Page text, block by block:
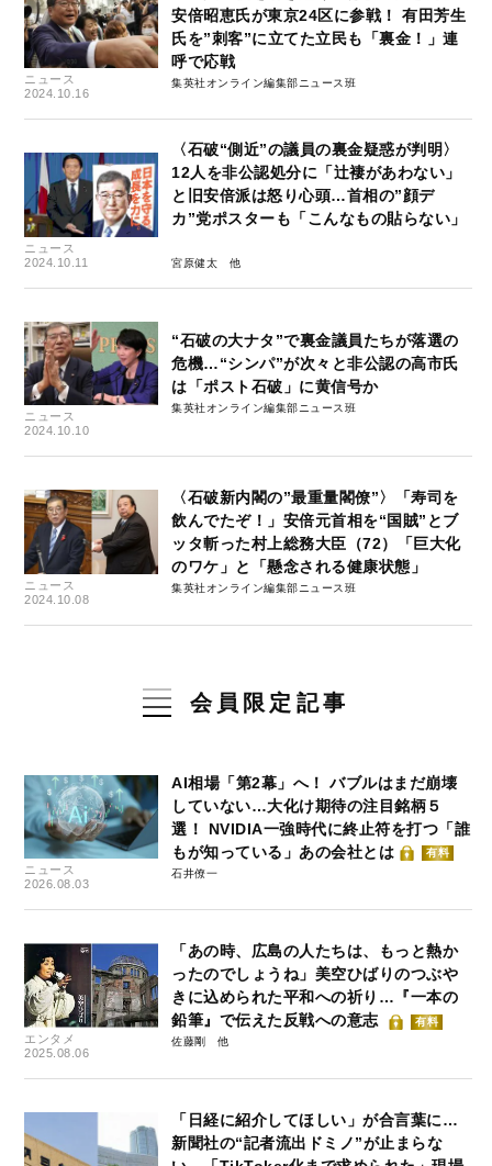
ニュース
2024.10.16
安倍昭恵氏が東京24区に参戦！ 有田芳生
氏を”刺客”に立てた立民も「裏金！」連
呼で応戦
集英社オンライン編集部ニュース班
ニュース
2024.10.11
〈石破“側近”の議員の裏金疑惑が判明〉
12人を非公認処分に「辻褄があわない」
と旧安倍派は怒り心頭…首相の”顔デ
カ”党ポスターも「こんなもの貼らない」
宮原健太
ニュース
2024.10.10
“石破の大ナタ”で裏金議員たちが落選の
危機…“シンパ”が次々と非公認の高市氏
は「ポスト石破」に黄信号か
集英社オンライン編集部ニュース班
ニュース
2024.10.08
〈石破新内閣の”最重量閣僚”〉「寿司を
飲んでたぞ！」安倍元首相を“国賊”とブ
ッタ斬った村上総務大臣（72）「巨大化
のワケ」と「懸念される健康状態」
集英社オンライン編集部ニュース班
会員限定記事
ニュース
2026.08.03
AI相場「第2幕」へ！ バブルはまだ崩壊
していない…大化け期待の注目銘柄５
選！ NVIDIA一強時代に終止符を打つ「誰
もが知っている」あの会社とは
有料
石井僚一
エンタメ
2025.08.06
「あの時、広島の人たちは、もっと熱か
ったのでしょうね」美空ひばりのつぶや
きに込められた平和への祈り…『一本の
鉛筆』で伝えた反戦への意志
有料
佐藤剛
「日経に紹介してほしい」が合言葉に…
新聞社の“記者流出ドミノ”が止まらな